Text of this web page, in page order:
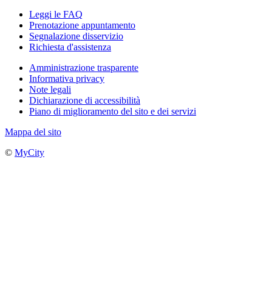
Leggi le FAQ
Prenotazione appuntamento
Segnalazione disservizio
Richiesta d'assistenza
Amministrazione trasparente
Informativa privacy
Note legali
Dichiarazione di accessibilità
Piano di miglioramento del sito e dei servizi
Mappa del sito
© MyCity